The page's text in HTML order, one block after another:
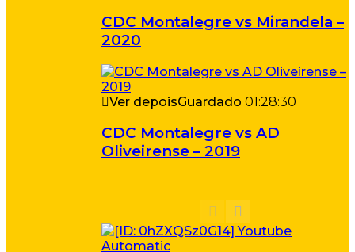
CDC Montalegre vs Mirandela –
2020
Ver depoisGuardado 01:28:30
CDC Montalegre vs AD
Oliveirense – 2019